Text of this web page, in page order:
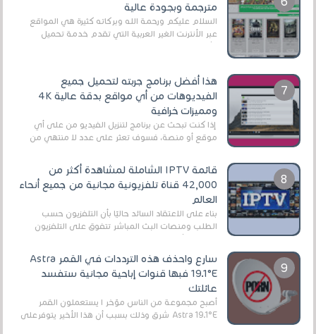
مترجمة وبجودة عالية
السلام عليكم ورحمة الله وبركاته كثيرة هي المواقع
عبر الأنترنت الغير العربية التي تقدم خدمة تحميل
هذا أفضل برنامج جربته لتحميل جميع
الفيديوهات من أي مواقع بدقة عالية 4K
ومميزات خرافية
إذا كنت تبحث عن برنامج لتنزيل الفيديو من على أي
موقع أو منصة، فسوف تعثر على عدد لا منتهي من
قائمة IPTV الشاملة لمشاهدة أكثر من
42,000 قناة تلفزيونية مجانية من جميع أنحاء
العالم
بناءً على الاعتقاد السائد حاليًا بأن التلفزيون حسب
الطلب ومنصات البث المباشر تتفوق على التلفزيون
سارع واحذف هذه الترددات في القمر Astra
19.1°E فبها قنوات إباحية مجانية ستفسد
عائلتك
أصبح مجموعة من الناس مؤخر ا يستعملون القمر
Astra 19.1°E شرق وذلك بسبب أن هذا الأخير يتوفرعلى